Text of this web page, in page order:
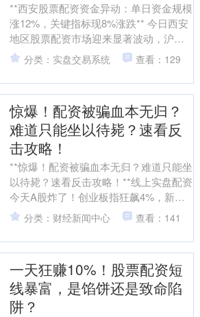
**西安股票配资资金异动：单日资金规模
涨12%，关键指标现8%涨跌** 今日西安
地区股票配资市场迎来显著波动，沪深
两市主要指数呈现分化格局。截至收
盘，上证指数微....
分类：实盘交易系统 查看：129
惊爆！配资被骗血本无归？
难道只能坐以待毙？速看反
击攻略！
**惊爆！配资被骗血本无归？难道只能坐
以待毙？速看反击攻略！**线上实盘配资
今天A股炸了！创业板指狂飙4%，新能
源赛道集体涨停潮，而另一边，ST板块
却上演"百....
分类：财经新闻中心 查看：141
一天狂赚10%！股票配资短
线暴富，是馅饼还是致命陷
阱？
3940.04 +39.68 +1.02%